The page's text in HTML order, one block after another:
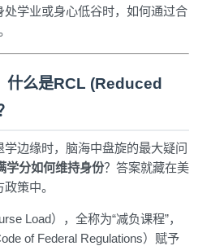
处学业或身心低谷时，如何通过合
什么是RCL (Reduced
边缘时，脑海中盘旋的最大疑问
学分如何维持身份？答案就藏在美
策中。
Load），全称为“减负课程”，
of Federal Regulations）赋予